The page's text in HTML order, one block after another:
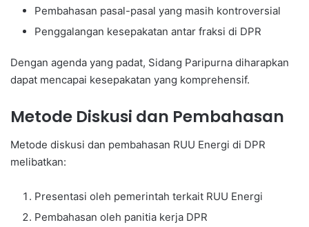
Pembahasan pasal-pasal yang masih kontroversial
Penggalangan kesepakatan antar fraksi di DPR
Dengan agenda yang padat, Sidang Paripurna diharapkan
dapat mencapai kesepakatan yang komprehensif.
Metode Diskusi dan Pembahasan
Metode diskusi dan pembahasan RUU Energi di DPR
melibatkan:
Presentasi oleh pemerintah terkait RUU Energi
Pembahasan oleh panitia kerja DPR